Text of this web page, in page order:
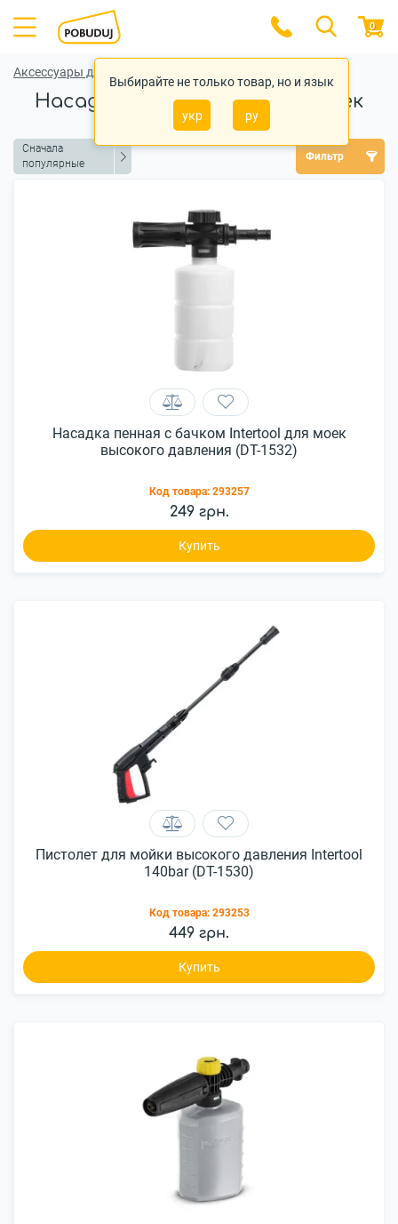
Выбирайте не только товар, но и язык
укр ру
0
Аксессуары для садовой техники
Насадки и удлинители для моек
Сначала
популярные
Фильтр
Насадка пенная с бачком Intertool для моек
высокого давления (DT-1532)
Код товара: 293257
249 грн.
Купить
Пистолет для мойки высокого давления Intertool
140bar (DT-1530)
Код товара: 293253
449 грн.
Купить